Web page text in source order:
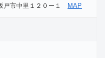
戸市中里１２０ー１ MAP